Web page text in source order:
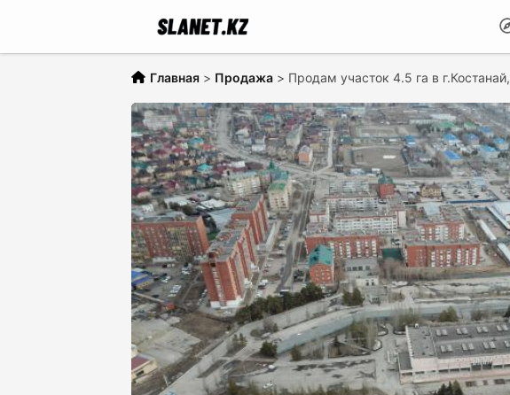
Главная > Продажа > Продам участок 4.5 га в г.Костанай,